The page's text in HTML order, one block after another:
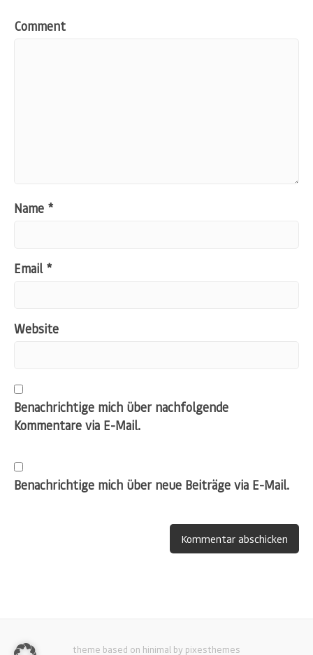
Comment
Name *
Email *
Website
Benachrichtige mich über nachfolgende
Kommentare via E-Mail.
Benachrichtige mich über neue Beiträge via E-Mail.
theme based on hinimal by pixesthemes